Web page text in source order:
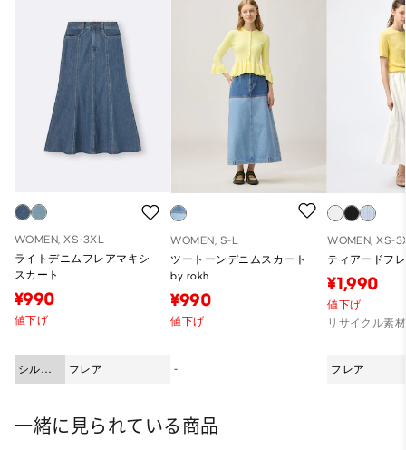
WOMEN, XS-3XL
ライトデニムフレアマキシ
スカート
¥990
値下げ
シルエ
ット
フレア
WOMEN, S-L
ツートーンデニムスカート
by rokh
¥990
値下げ
-
WOMEN, XS-
ティアードフ
¥1,990
値下げ
リサイクル素材
フレア
一緒に見られている商品